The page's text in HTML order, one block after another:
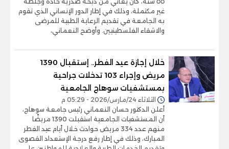
غير مكتملة، وذلك في إطار الدور الإنساني الذي تقوم
به الجامعة في تقديم الرعاية الطبية للمرضى
والاشقاء الفلسطينيين. وأوضح النعماني،
خلال إجازة عيد الفطر.. إستقبال 1390
مريض وإجراء 103 تدخلات جراحية
بمستشفيات سوهاج الجامعية
الثلاثاء 24/مارس/2026 - 05:29 م
أعلن الدكتور حسان النعماني رئيس جامعة سوهاج،
أن المستشفيات الجامعية استقبلت 1390 مريضًا
منهم عدد 334 مريض حوادث خلال أيام عيد الفطر
المبارك، وذلك في إطار رفع درجة الإستعداد القصوى